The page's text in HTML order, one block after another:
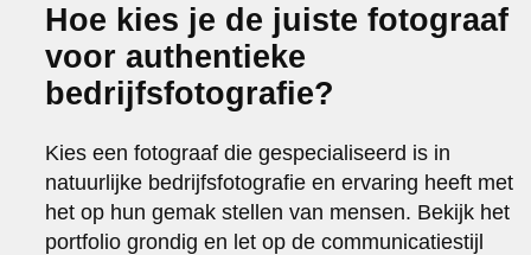
Hoe kies je de juiste fotograaf
voor authentieke
bedrijfsfotografie?
Kies een fotograaf die gespecialiseerd is in
natuurlijke bedrijfsfotografie en ervaring heeft met
het op hun gemak stellen van mensen. Bekijk het
portfolio grondig en let op de communicatiestijl